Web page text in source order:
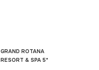
GRAND ROTANA
RESORT & SPA 5*